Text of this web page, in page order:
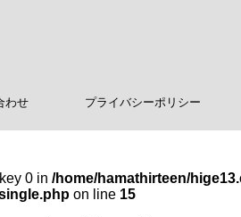
わせ プライバシーポリシー
0 in /home/hamathirteen/
on line 15